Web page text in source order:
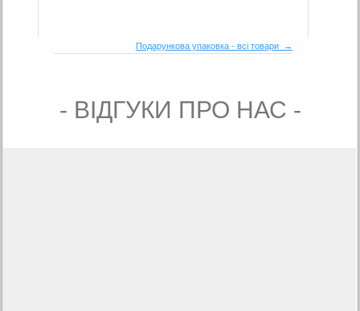
Подарункова упаковка - всі товари →
- ВIДГУКИ ПРО НАС -